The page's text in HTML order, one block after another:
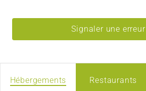
Signaler une erreur
Hébergements Restaurants